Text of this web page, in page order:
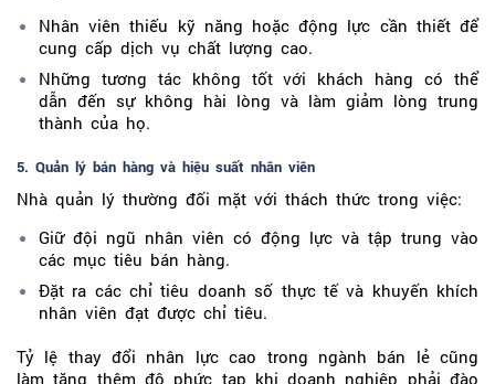
Nhân viên thiếu kỹ năng hoặc động lực cần thiết để
cung cấp dịch vụ chất lượng cao.
Những tương tác không tốt với khách hàng có thể
dẫn đến sự không hài lòng và làm giảm lòng trung
thành của họ.
5. Quản lý bán hàng và hiệu suất nhân viên
Nhà quản lý thường đối mặt với thách thức trong việc:
Giữ đội ngũ nhân viên có động lực và tập trung vào
các mục tiêu bán hàng.
Đặt ra các chỉ tiêu doanh số thực tế và khuyến khích
nhân viên đạt được chỉ tiêu.
Tỷ lệ thay đổi nhân lực cao trong ngành bán lẻ cũng
làm tăng thêm độ phức tạp khi doanh nghiệp phải đào